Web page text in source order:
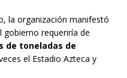
la organización manifestó
gobierno requeriría de
de toneladas de
el Estadio Azteca y